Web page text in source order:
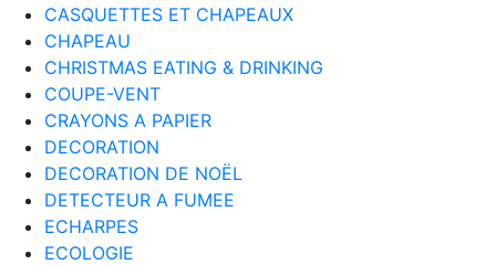
CASQUETTES ET CHAPEAUX
CHAPEAU
CHRISTMAS EATING & DRINKING
COUPE-VENT
CRAYONS A PAPIER
DECORATION
DECORATION DE NOËL
DETECTEUR A FUMEE
ECHARPES
ECOLOGIE